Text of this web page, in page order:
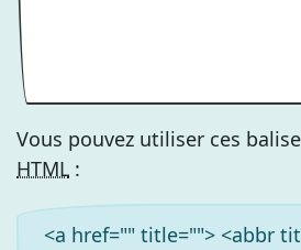
Vous pouvez utiliser ces
HTML :
<a href="" title=""> <abbr